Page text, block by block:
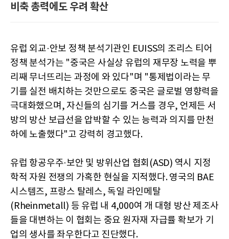
비축 총력에도 우려 확산
유럽 외교·안보 정책 분석기관인 EUISS의 조리스 티어
정책 분석가는 "중국은 사실상 유럽의 재무장 노력을 뿌
리째 무너뜨리는 과정에 와 있다"며 "통제법이라는 무
기를 실전 배치하는 것만으로도 중국은 글로벌 영향력을
극대화했으며, 자신들의 심기를 거스를 경우, 언제든 서
방의 방산 보급선을 압박할 수 있는 능력과 의지를 만천
하에 노출했다"고 강력히 경고했다.
유럽 항공우주·보안 및 방위산업 협회(ASD) 역시 지정
학적 자원 전쟁의 가혹한 현실을 지적했다. 영국의 BAE
시스템즈, 프랑스 탈레스, 독일 라인메탈
(Rheinmetall) 등 유럽 내 4,000여 개 대형 방산 제조사
들을 대변하는 이 협회는 중요 원자재 자급률 확보가 기
업의 생사를 좌우한다고 진단했다.